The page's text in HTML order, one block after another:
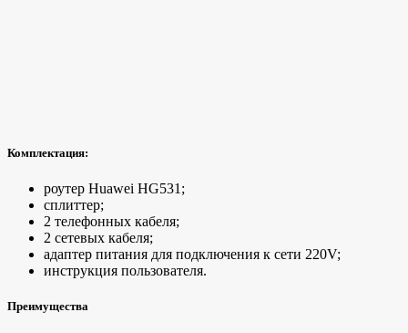
Комплектация:
роутер Huawei HG531;
сплиттер;
2 телефонных кабеля;
2 сетевых кабеля;
адаптер питания для подключения к сети 220V;
инструкция пользователя.
Преимущества